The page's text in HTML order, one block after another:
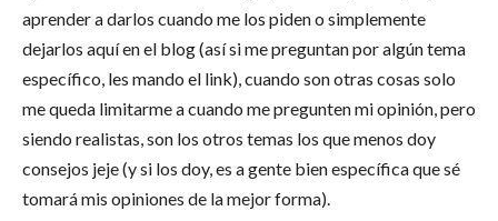
aprender a darlos cuando me los piden o simplemente
dejarlos aquí en el blog (así si me preguntan por algún tema
específico, les mando el link), cuando son otras cosas solo
me queda limitarme a cuando me pregunten mi opinión, pero
siendo realistas, son los otros temas los que menos doy
consejos jeje (y si los doy, es a gente bien específica que sé
tomará mis opiniones de la mejor forma).